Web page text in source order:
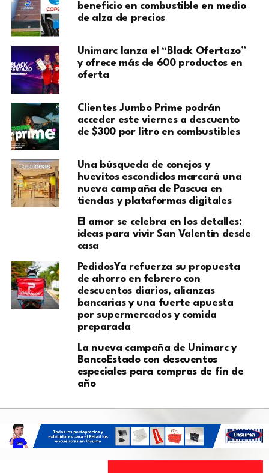
beneficio en combustible en medio
de alza de precios
Unimarc lanza el “Black Ofertazo”
y ofrece más de 600 productos en
oferta
Clientes Jumbo Prime podrán
acceder este viernes a descuento
de $300 por litro en combustibles
Una búsqueda de conejos y
huevitos escondidos marcará una
nueva campaña de Pascua en
tiendas y plataformas digitales
El amor se celebra en los detalles:
ideas para vivir San Valentín desde
casa
PedidosYa refuerza su propuesta
de ahorro en febrero con
descuentos diarios, alianzas
bancarias y una fuerte apuesta
por supermercados y comida
preparada
La nueva campaña de Unimarc y
BancoEstado con descuentos
especiales para compras de fin de
año